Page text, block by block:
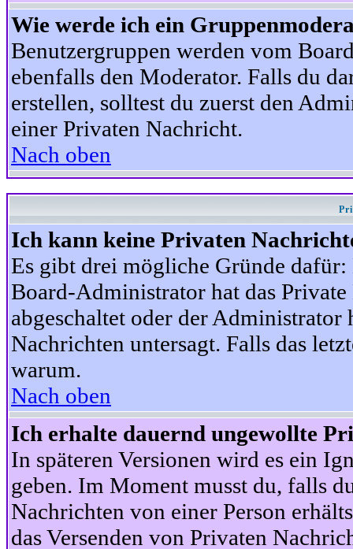
Wie werde ich ein
Benutzergruppen werden vom
ebenfalls den Moderator. Falls du
erstellen, solltest du zuerst den
einer Privaten Nachricht.
Nach oben
Ich kann keine Privaten
Es gibt drei mögliche Gründe
Board-Administrator hat das
abgeschaltet oder der
Nachrichten untersagt. Falls das
warum.
Nach oben
Ich erhalte dauernd ungewollte
In späteren Versionen wird es ein
geben. Im Moment musst du, falls
Nachrichten von einer Person
das Versenden von Privaten